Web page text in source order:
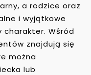
a rodzice oraz
i wyjątkowe
charakter. Wśród
znajdują się
można
lub